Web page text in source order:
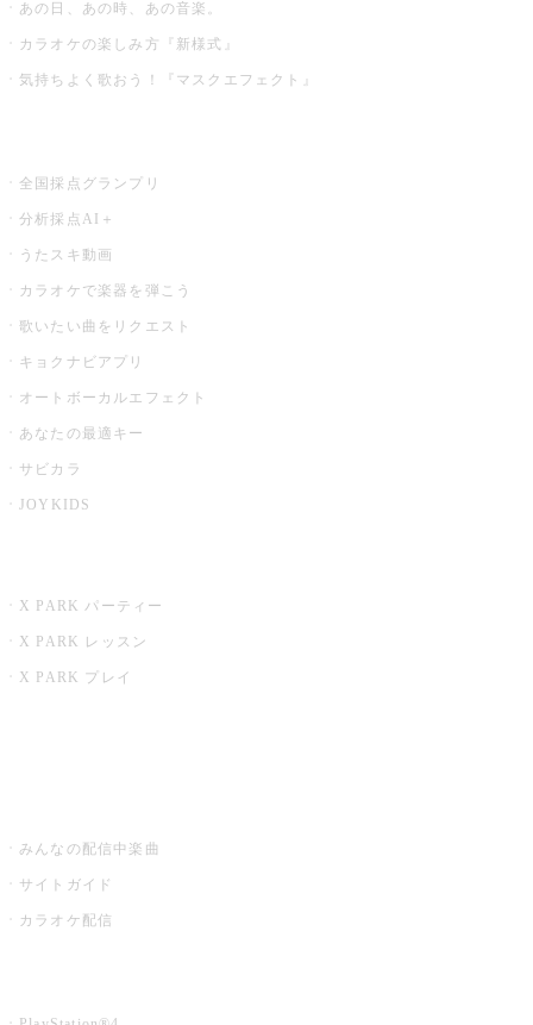
あの日、あの時、あの音楽。
カラオケの楽しみ方『新様式』
気持ちよく歌おう！『マスクエフェクト』
全国採点グランプリ
分析採点AI＋
うたスキ動画
カラオケで楽器を弾こう
歌いたい曲をリクエスト
キョクナビアプリ
オートボーカルエフェクト
あなたの最適キー
サビカラ
JOYKIDS
X PARK パーティー
X PARK レッスン
X PARK プレイ
みんなの配信中楽曲
サイトガイド
カラオケ配信